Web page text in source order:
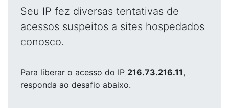
Seu IP fez diversas tentativas de
acessos suspeitos a sites hospedados
conosco.
Para liberar o acesso do IP 216.73.216.11,
responda ao desafio abaixo.